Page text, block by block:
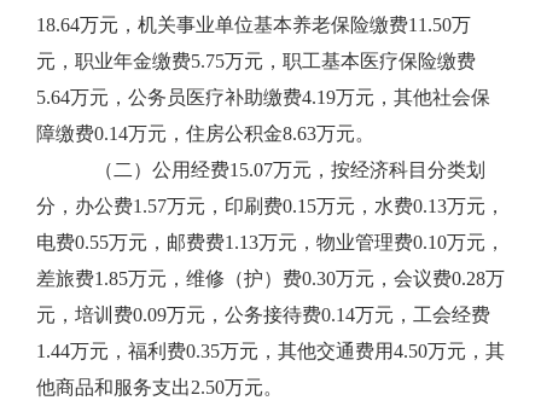
18.64万元，机关事业单位基本养老保险缴费11.50万
元，职业年金缴费5.75万元，职工基本医疗保险缴费
5.64万元，公务员医疗补助缴费4.19万元，其他社会保
障缴费0.14万元，住房公积金8.63万元。
（二）公用经费15.07万元，按经济科目分类划
分，办公费1.57万元，印刷费0.15万元，水费0.13万元，
电费0.55万元，邮费费1.13万元，物业管理费0.10万元，
差旅费1.85万元，维修（护）费0.30万元，会议费0.28万
元，培训费0.09万元，公务接待费0.14万元，工会经费
1.44万元，福利费0.35万元，其他交通费用4.50万元，其
他商品和服务支出2.50万元。